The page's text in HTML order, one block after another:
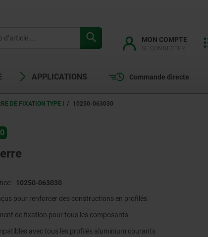
MON COMPTE
APPLICATIONS Commande directe
DE FIXATION TYPE I 10250-063030
10250-063030
pour renforcer des constructions en profilés
de fixation pour tous les composants
avec tous les profilés aluminium courants